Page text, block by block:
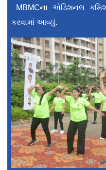
MBMCના એડિશનલ
કરવામાં આવ્યું.